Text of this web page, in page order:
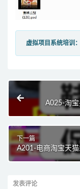
虚拟项目系统培训：
A025-淘
下一篇
A201-电商淘宝天
PSD设计素材图模板
发表评论